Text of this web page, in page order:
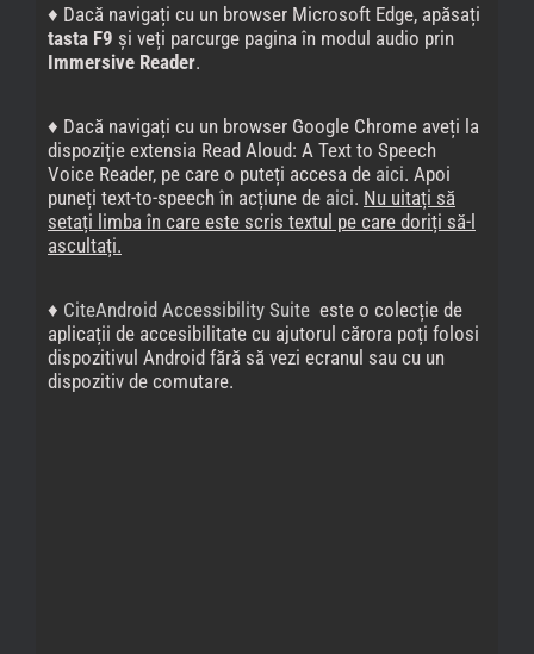
♦ Dacă navigați cu un browser Microsoft Edge, apăsați
tasta F9 și veți parcurge pagina în modul audio prin
Immersive Reader.
♦ Dacă navigați cu un browser Google Chrome aveți la
dispoziție extensia Read Aloud: A Text to Speech
Voice Reader, pe care o puteți accesa de aici. Apoi
puneți text-to-speech în acțiune de aici. Nu uitați să
setați limba în care este scris textul pe care doriți să-l
ascultați.
♦ CiteAndroid Accessibility Suite este o colecție de
aplicații de accesibilitate cu ajutorul cărora poți folosi
dispozitivul Android fără să vezi ecranul sau cu un
dispozitiv de comutare.